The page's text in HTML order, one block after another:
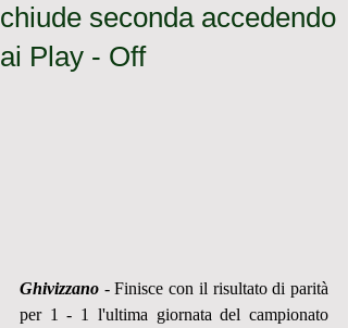
chiude seconda accedendo
ai Play - Off
Ghivizzano - Finisce con il risultato di parità